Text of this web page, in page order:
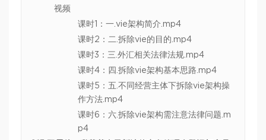
视频
课时1：一.vie架构简介.mp4
课时2：二.拆除vie的目的.mp4
课时3：三.外汇相关法律法规.mp4
课时4：四.拆除vie架构基本思路.mp4
课时5：五.不同经营主体下拆除vie架构操
作方法.mp4
课时6：六.拆除vie架构需注意法律问题.m
p4